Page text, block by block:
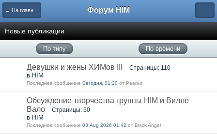
← На главную Форум HIM
Новые публикации
По типу По времени
Девушки и жены ХИМов III Страницы: 110
в HIM
Последнее сообщение Сегодня, 01:20 от Peanut
Обсуждение творчества группы HIM и Вилле
Вало
Страницы: 50
в HIM
Последнее сообщение 03 Aug 2026 01:42 от Black Angel